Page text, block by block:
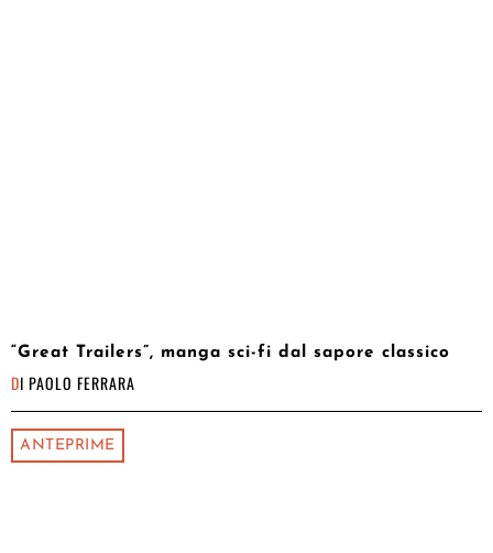
“Great Trailers”, manga sci-fi dal sapore classico
DI PAOLO FERRARA
ANTEPRIME